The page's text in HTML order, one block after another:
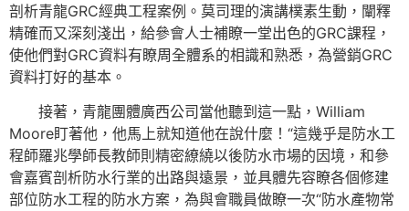
剖析青龍GRC經典工程案例。莫司理的演講樸素生動，闡釋
精確而又深刻淺出，給參會人士補瞭一堂出色的GRC課程，
使他們對GRC資料有瞭周全體系的相識和熟悉，為營銷GRC
資料打好的基本。
接著，青龍團體廣西公司當他聽到這一點，William
Moore盯著他，他馬上就知道他在說什麼！“這幾乎是防水工
程師羅兆學師長教師則精密繚繞以後防水市場的因境，和參
會嘉賓剖析防水行業的出路與遠景，並具體先容瞭各個修建
部位防水工程的防水方案，為與會職員做瞭一次“防水產物常